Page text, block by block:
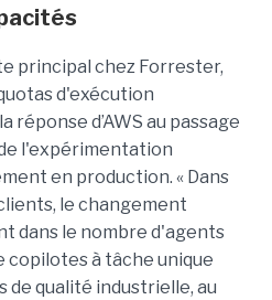
principal chez Forrester,
d'exécution
d’AWS au passage
l'expérimentation
en production. « Dans
le changement
dans le nombre d'agents
copilotes à tâche unique
de qualité industrielle, au